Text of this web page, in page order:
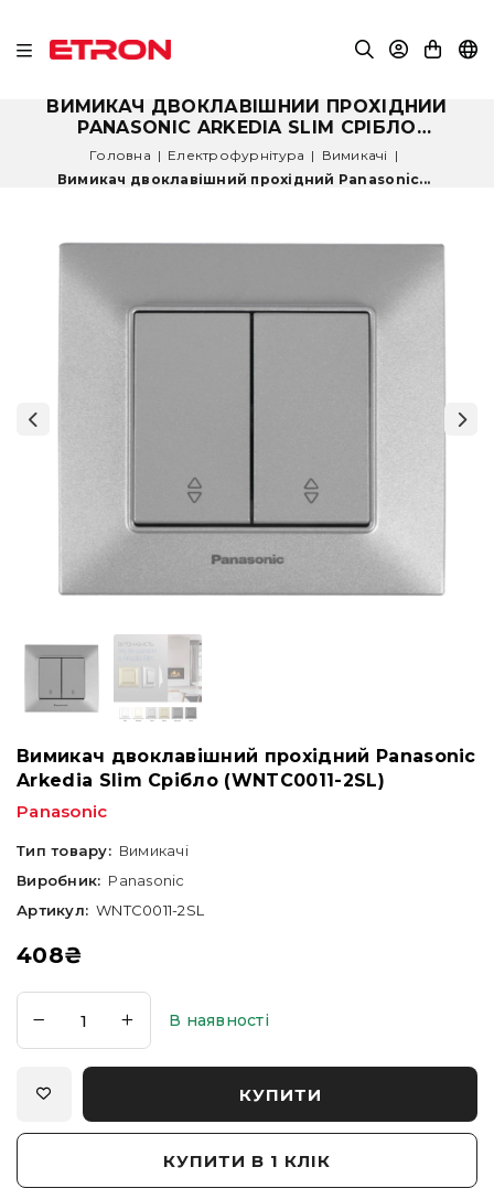
ВИМИКАЧ ДВОКЛАВІШНИЙ ПРОХІДНИЙ
PANASONIC ARKEDIA SLIM СРІБЛО
(WNTC0011-2SL)
Головна | Електрофурнітура | Вимикачі |
Вимикач двоклавішний прохідний Panasonic...
Вимикач двоклавішний прохідний Panasonic
Arkedia Slim Срібло (WNTC0011-2SL)
Panasonic
Тип товару: Вимикачі
Виробник: Panasonic
Артикул: WNTC0011-2SL
408₴
В наявності
КУПИТИ
КУПИТИ В 1 КЛІК